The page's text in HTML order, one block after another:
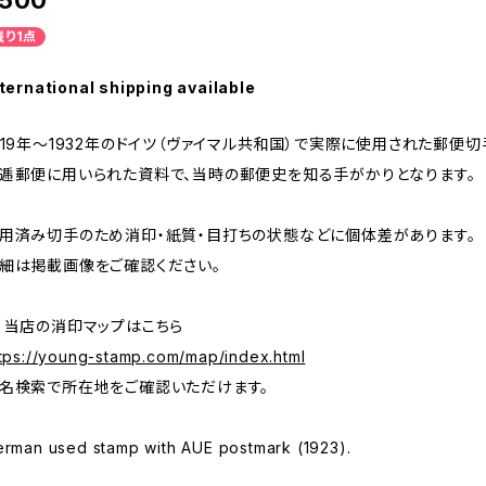
り1点
shipping available
年～1932年のドイツ（ヴァイマル共和国）で実際に使用された郵便切
郵便に用いられた資料で、当時の郵便史を知る手がかりとなります。
済み切手のため消印・紙質・目打ちの状態などに個体差があります。
は掲載画像をご確認ください。
店の消印マップはこちら
young-stamp.com/map/index.html
検索で所在地をご確認いただけます。
used stamp with AUE postmark (1923).